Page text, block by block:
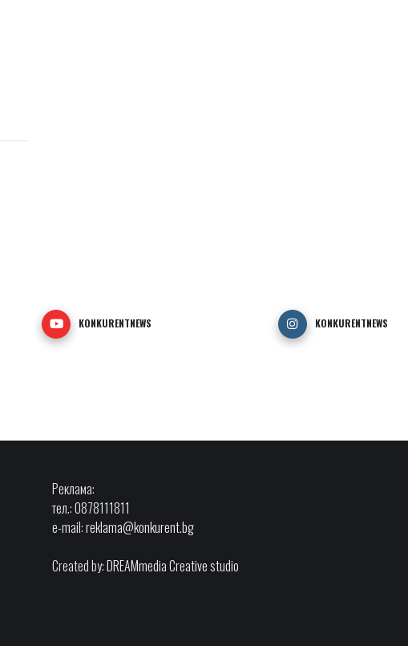
KONKURENTNEWS KONKURENTNEWS
Реклама:
тел.: 0878111811
e-mail:reklama@konkurent.bg
Created by:DREAMmedia Creative studio